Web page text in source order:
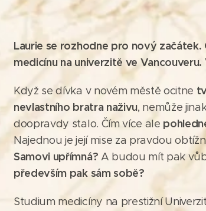
Laurie se rozhodne pro nový
medicínu na univerzitě ve
Když se dívka v novém městě ocitne
nevlastního bratra naživu, nemůže
doopravdy stalo. Čím více ale
Najednou je její mise za pravdou
Samovi upřímná? A budou mít pak
především pak sám sobě?
Studium medicíny na prestižní